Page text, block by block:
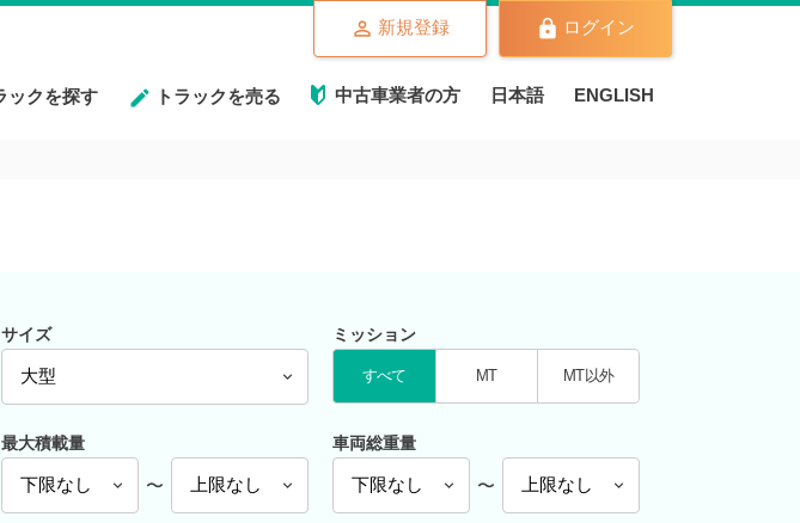
ックを探す トラックを売る 中古車業者の方 日本語 ENGLISH
新規登録 ログイン
サイズ ミッション
すべて MT MT以外
最大積載量
〜
車両総重量
〜